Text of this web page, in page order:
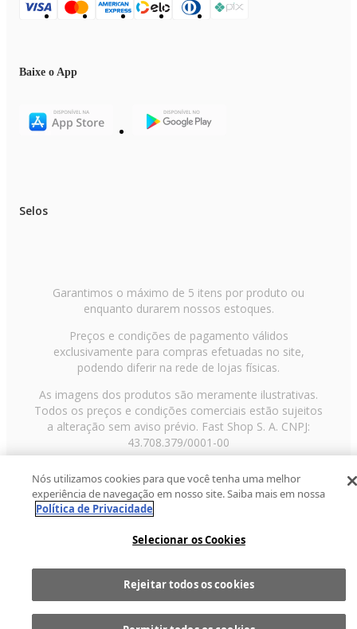
Comprar
Baixe o App
Selos
Garantimos o máximo de 5 itens por produto ou
enquanto durarem nossos estoques.
Preços e condições de pagamento válidos
exclusivamente para compras efetuadas no site,
podendo diferir na rede de lojas físicas.
As imagens dos produtos são meramente ilustrativas.
Todos os preços e condições comerciais estão sujeitos
a alteração sem aviso prévio. Fast Shop S. A. CNPJ:
43.708.379/0001-00
Paulo/SP, CEP 02029-001, Telefone: 11 3003-3728 ©
2013 Fast Shop - Todos os direitos reservadosRF
Nós utilizamos cookies para que você tenha uma melhor
experiência de navegação em nosso site. Saiba mais em nossa
Política de Privacidade
Selecionar os Cookies
Rejeitar todos os cookies